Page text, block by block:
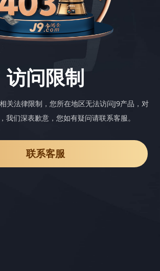
访问限制
关法律限制，您所在地区无法访问J9产品，对
我们深表歉意，您如有疑问请联系客服。
联系客服